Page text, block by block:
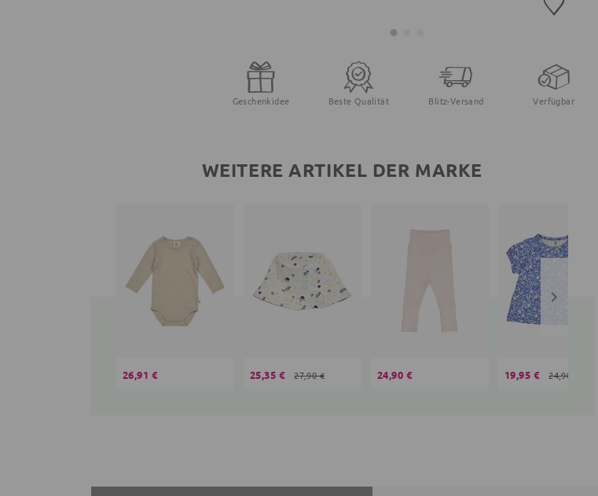
Geschenkidee Beste Qualität Blitz-Versand Verfügbar
WEITERE ARTIKEL DER MARKE
26,91 € 25,35 € 27,90 € 24,90 € 19,95 € 24,90 €